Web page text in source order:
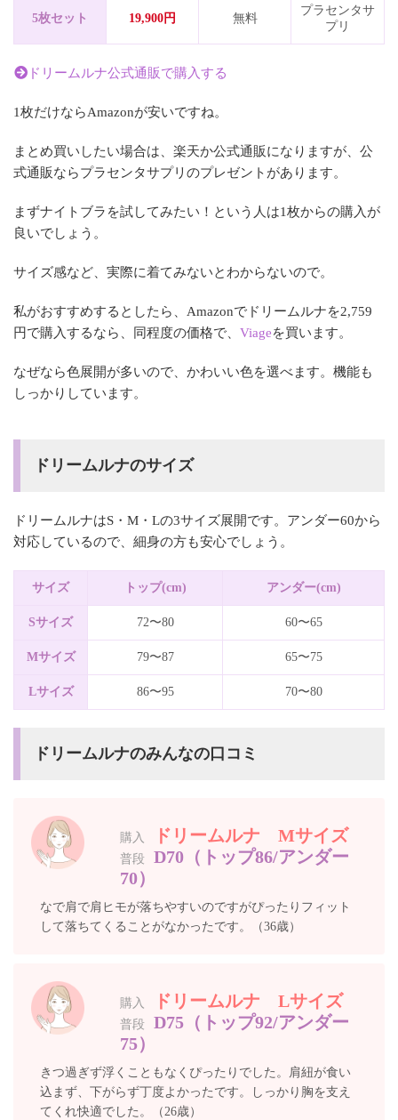
5枚セット 19,900円 無料
プラセンタサ
プリ
ドリームルナ公式通販で購入する
1枚だけならAmazonが安いですね。
まとめ買いしたい場合は、楽天か公式通販になりますが、公
式通販ならプラセンタサプリのプレゼントがあります。
まずナイトブラを試してみたい！という人は1枚からの購入が
良いでしょう。
サイズ感など、実際に着てみないとわからないので。
私がおすすめするとしたら、Amazonでドリームルナを2,759
円で購入するなら、同程度の価格で、 Viageを買います。
なぜなら色展開が多いので、かわいい色を選べます。機能も
しっかりしています。
ドリームルナのサイズ
ドリームルナはS・M・Lの3サイズ展開です。アンダー60から
対応しているので、細身の方も安心でしょう。
サイズ トップ(cm) アンダー(cm)
Sサイズ 72〜80 60〜65
Mサイズ 79〜87 65〜75
Lサイズ 86〜95 70〜80
ドリームルナのみんなの口コミ
購入 ドリームルナ Mサイズ
普段
D70（トップ86/アンダー
70）
なで肩で肩ヒモが落ちやすいのですがぴったりフィット
して落ちてくることがなかったです。（36歳）
購入 ドリームルナ Lサイズ
普段
D75（トップ92/アンダー
75）
きつ過ぎず浮くこともなくぴったりでした。肩紐が食い
込まず、下がらず丁度よかったです。しっかり胸を支え
てくれ快適でした。（26歳）